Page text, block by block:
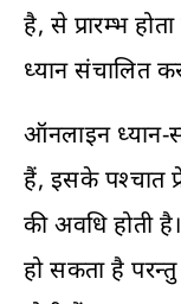
है, से प्रारम्भ
ध्यान संचालित
ऑनलाइन ध्यान-
हैं, इसके पश्चात
की अवधि होती
हो सकता है